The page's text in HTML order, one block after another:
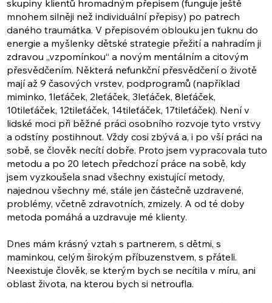
skupiny klientů hromadným přepisem (funguje ještě
mnohem silněji než individuální přepisy) po patrech
daného traumátka. V přepisovém oblouku jen ťuknu do
energie a myšlenky dětské strategie přežití a nahradím ji
zdravou „vzpomínkou“ a novým mentálním a citovým
přesvědčením. Některá nefunkční přesvědčení o životě
mají až 9 časových vrstev, podprogramů (například
miminko, 1leťáček, 2leťáček, 3leťáček, 8leťáček,
10tileťáček, 12tileťáček, 14tileťáček, 17tileťáček). Není v
lidské moci při běžné práci osobního rozvoje tyto vrstvy
a odstíny postihnout. Vždy cosi zbývá a, i po vší práci na
sobě, se člověk necítí dobře. Proto jsem vypracovala tuto
metodu a po 20 letech předchozí práce na sobě, kdy
jsem vyzkoušela snad všechny existující metody,
najednou všechny mé, stále jen částečně uzdravené,
problémy, včetně zdravotních, zmizely. A od té doby
metoda pomáhá a uzdravuje mé klienty.
Dnes mám krásný vztah s partnerem, s dětmi, s
maminkou, celým širokým příbuzenstvem, s přáteli.
Neexistuje člověk, se kterým bych se necítila v míru, ani
oblast života, na kterou bych si netroufla.